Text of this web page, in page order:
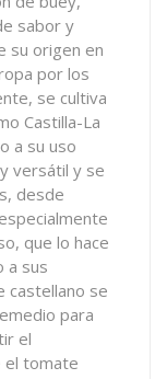
sabor y
su origen en
por los
se cultiva
Castilla-La
a su uso
versátil y se
desde
que lo hace
a sus
castellano se
para
el
el tomate